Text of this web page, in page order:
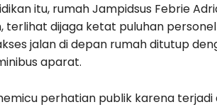
itu, rumah Jampidsus Febrie
terlihat dijaga ketat puluhan personel
jalan di depan rumah ditutup
aparat.
perhatian publik karena terjadi